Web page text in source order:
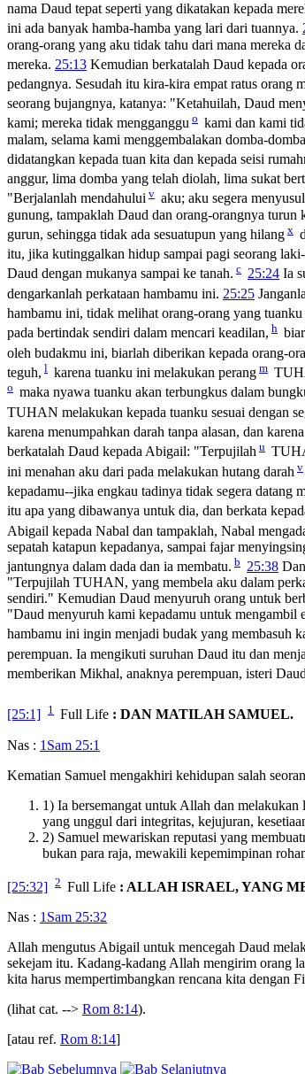
nama Daud tepat seperti yang dikatakan kepada
ini ada banyak hamba-hamba yang lari dari tuannya.
orang-orang yang aku tidak tahu dari mana mereka
mereka. 25:13 Kemudian berkatalah Daud kepada
pedangnya. Sesudah itu kira-kira empat ratus orang
seorang bujangnya, katanya: "Ketahuilah, Daud
kami; mereka tidak mengganggu o kami dan kami
malam, selama kami menggembalakan domba-
didatangkan kepada tuan kita dan kepada seisi
anggur, lima domba yang telah diolah, lima sukat
"Berjalanlah mendahului v aku; aku segera
gunung, tampaklah Daud dan orang-orangnya turun
gurun, sehingga tidak ada sesuatupun yang hilang x
itu, jika kutinggalkan hidup sampai pagi seorang
Daud dengan mukanya sampai ke tanah. c 25:24 Ia
dengarkanlah perkataan hambamu ini. 25:25
hambamu ini, tidak melihat orang-orang yang tuanku
pada bertindak sendiri dalam mencari keadilan, h
oleh budakmu ini, biarlah diberikan kepada orang-
teguh, l karena tuanku ini melakukan perang m
o maka nyawa tuanku akan terbungkus dalam
TUHAN melakukan kepada tuanku sesuai dengan
karena menumpahkan darah tanpa alasan, dan
berkatalah Daud kepada Abigail: "Terpujilah u
ini menahan aku dari pada melakukan hutang darah v
kepadamu--jika engkau tadinya tidak segera datang
itu apa yang dibawanya untuk dia, dan berkata
Abigail kepada Nabal dan tampaklah, Nabal
sepatah katapun kepadanya, sampai fajar
jantungnya dalam dada dan ia membatu. b 25:38
"Terpujilah TUHAN, yang membela aku dalam
sendiri." Kemudian Daud menyuruh orang untuk
"Daud menyuruh kami kepadamu untuk mengambil
hambamu ini ingin menjadi budak yang membasuh
perempuan. Ia mengikuti suruhan Daud itu dan
memberikan Mikhal, anaknya perempuan, isteri
[25:1] 1 Full Life : DAN MATILAH SAMUEL.
Nas : 1Sam 25:1
Kematian Samuel mengakhiri kehidupan salah
1) Ia bersemangat untuk Allah dan
yang unggul dari integritas, kejujuran,
2) Samuel mewariskan reputasi yang
bukan para raja, mewakili kepemimpinan
[25:32] 2 Full Life : ALLAH ISRAEL, YANG
Nas : 1Sam 25:32
Allah mengutus Abigail untuk mencegah Daud
sekejam itu. Kadang-kadang Allah mengirim orang
kita harus mempertimbangkan rencana kita dengan
(lihat cat. --> Rom 8:14).
[atau ref. Rom 8:14]